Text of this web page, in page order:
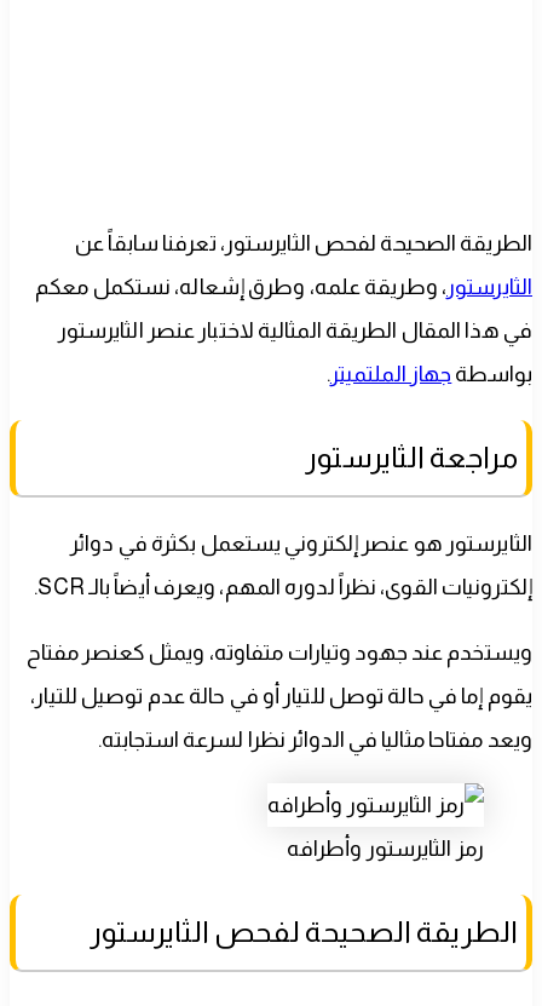
الطريقة الصحيحة لفحص الثايرستور، تعرفنا سابقاً عن
الثايرستور ، وطريقة علمه، وطرق إشعاله، نستكمل معكم
في هذا المقال الطريقة المثالية لاختبار عنصر الثايرستور
بواسطة جهاز الملتميتر .
مراجعة الثايرستور
الثايرستور هو عنصر إلكتروني يستعمل بكثرة في دوائر
إلكترونيات القوى، نظراً لدوره المهم، ويعرف أيضاً بالـ SCR.
ويستخدم عند جهود وتيارات متفاوته، ويمثل كعنصر مفتاح
يقوم إما في حالة توصل للتيار أو في حالة عدم توصيل للتيار،
ويعد مفتاحا مثاليا في الدوائر نظرا لسرعة استجابته.
رمز الثايرستور وأطرافه
الطريقة الصحيحة لفحص الثايرستور